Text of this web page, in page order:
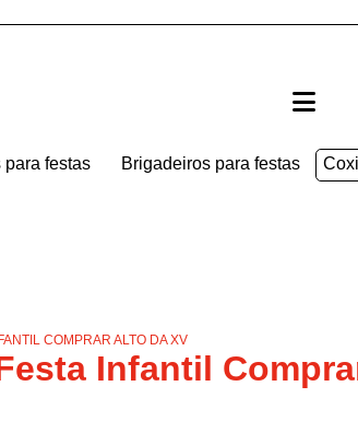
para festas brigadeiros para festas
COMPRAR ALTO DA XV
Infantil